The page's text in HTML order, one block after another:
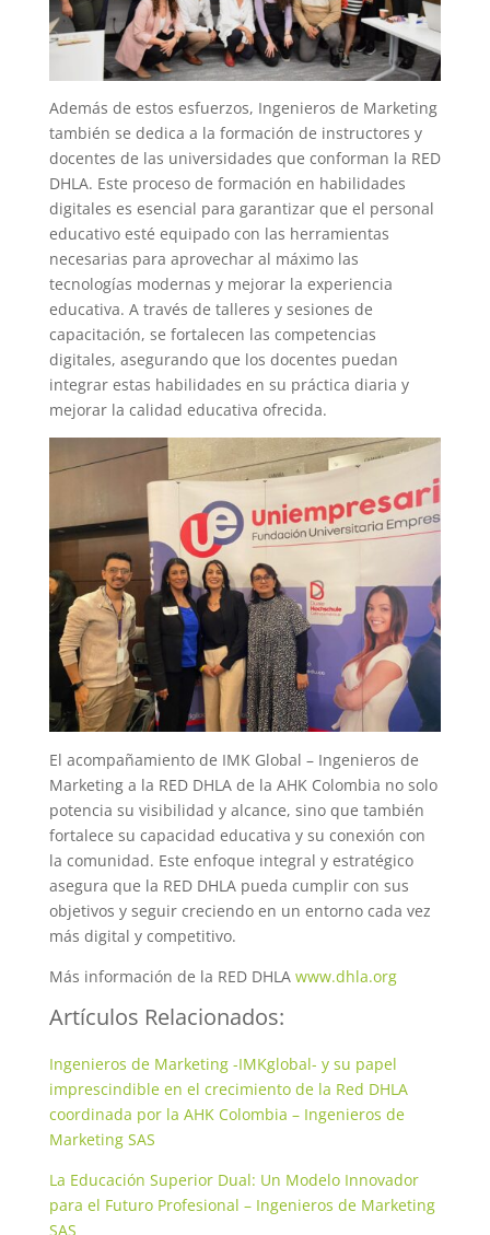
Además de estos esfuerzos, Ingenieros de Marketing
también se dedica a la formación de instructores y
docentes de las universidades que conforman la RED
DHLA. Este proceso de formación en habilidades
digitales es esencial para garantizar que el personal
educativo esté equipado con las herramientas
necesarias para aprovechar al máximo las
tecnologías modernas y mejorar la experiencia
educativa. A través de talleres y sesiones de
capacitación, se fortalecen las competencias
digitales, asegurando que los docentes puedan
integrar estas habilidades en su práctica diaria y
mejorar la calidad educativa ofrecida.
El acompañamiento de IMK Global – Ingenieros de
Marketing a la RED DHLA de la AHK Colombia no solo
potencia su visibilidad y alcance, sino que también
fortalece su capacidad educativa y su conexión con
la comunidad. Este enfoque integral y estratégico
asegura que la RED DHLA pueda cumplir con sus
objetivos y seguir creciendo en un entorno cada vez
más digital y competitivo.
Más información de la RED DHLA www.dhla.org
Artículos Relacionados:
Ingenieros de Marketing -IMKglobal- y su papel
imprescindible en el crecimiento de la Red DHLA
coordinada por la AHK Colombia – Ingenieros de
Marketing SAS
La Educación Superior Dual: Un Modelo Innovador
para el Futuro Profesional – Ingenieros de Marketing
SAS